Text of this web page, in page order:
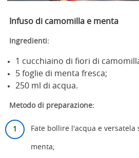
Infuso di camomilla e menta
Ingredienti:
1 cucchiaino di fiori di
5 foglie di menta fresca;
250 ml di acqua.
Metodo di preparazione:
Fate bollire l'acqua e
menta;